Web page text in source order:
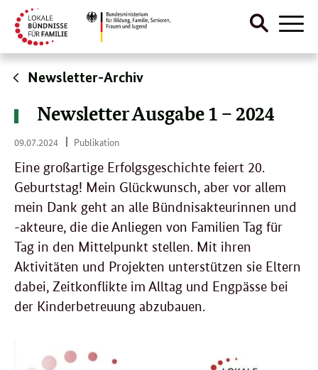
Direktlink:
Suche
Newsletter-Archiv
Newsletter Ausgabe 1 – 2024
09.07.2024 09.
2024
Publikation
Eine großartige Erfolgsgeschichte feiert 20.
Geburtstag! Mein Glückwunsch, aber vor allem
mein Dank geht an alle Bündnisakteurinnen und
-akteure, die die Anliegen von Familien Tag für
Tag in den Mittelpunkt stellen. Mit ihren
Aktivitäten und Projekten unterstützen sie Eltern
dabei, Zeitkonflikte im Alltag und Engpässe bei
der Kinderbetreuung abzubauen.